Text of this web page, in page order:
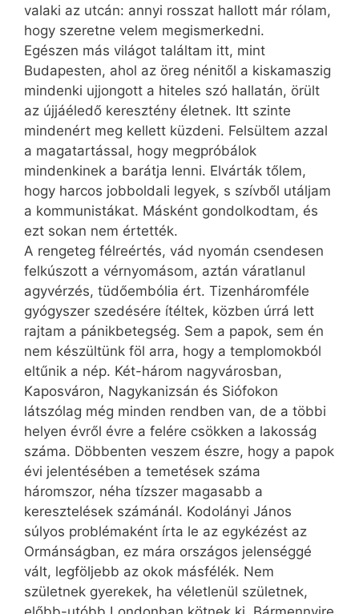
valaki az utcán: annyi rosszat hallott már rólam,
hogy szeretne velem megismerkedni.
Egészen más világot találtam itt, mint
Budapesten, ahol az öreg nénitől a kiskamaszig
mindenki ujjongott a hiteles szó hallatán, örült
az újjáéledő keresztény életnek. Itt szinte
mindenért meg kellett küzdeni. Felsültem azzal
a magatartással, hogy megpróbálok
mindenkinek a barátja lenni. Elvárták tőlem,
hogy harcos jobboldali legyek, s szívből utáljam
a kommunistákat. Másként gondolkodtam, és
ezt sokan nem értették.
A rengeteg félreértés, vád nyomán csendesen
felkúszott a vérnyomásom, aztán váratlanul
agyvérzés, tüdőembólia ért. Tizenháromféle
gyógyszer szedésére ítéltek, közben úrrá lett
rajtam a pánikbetegség. Sem a papok, sem én
nem készültünk föl arra, hogy a templomokból
eltűnik a nép. Két-három nagyvárosban,
Kaposváron, Nagykanizsán és Siófokon
látszólag még minden rendben van, de a többi
helyen évről évre a felére csökken a lakosság
száma. Döbbenten veszem észre, hogy a papok
évi jelentésében a temetések száma
háromszor, néha tízszer magasabb a
keresztelések számánál. Kodolányi János
súlyos problémaként írta le az egykézést az
Ormánságban, ez mára országos jelenséggé
vált, legföljebb az okok másfélék. Nem
születnek gyerekek, ha véletlenül születnek,